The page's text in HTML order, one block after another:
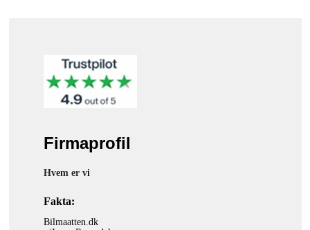
SÆDEOVERTRÆK
BAGAGERUMSMÅTTER
Firmaprofil
Hvem er vi
Fakta:
Bilmaatten.dk